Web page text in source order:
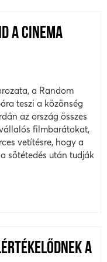
A CINEMA
a Random
teszi a közönség
az ország összes
filmbarátokat,
vetítésre, hogy a
sötétedés után tudják
A